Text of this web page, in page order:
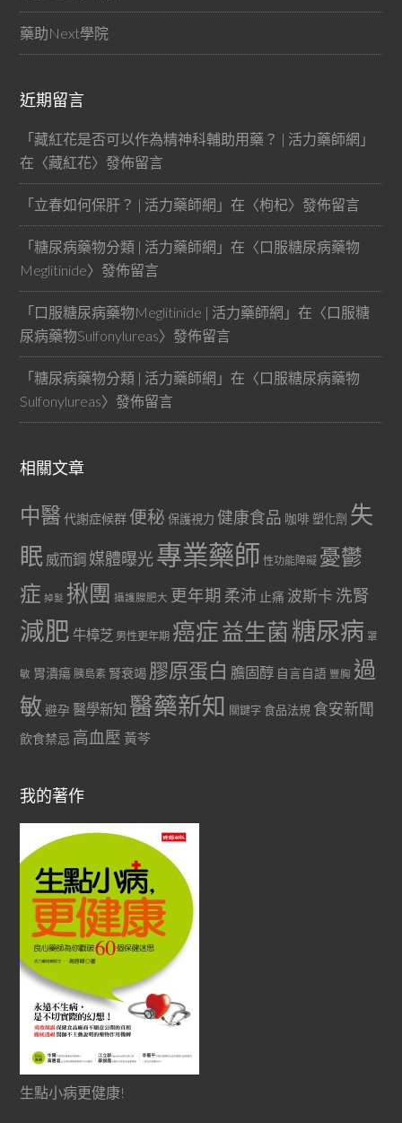
藥助Next學院
近期留言
「藏紅花是否可以作為精神科輔助用藥？ | 活力藥師網 」
在〈藏紅花〉發佈留言
「立春如何保肝？ | 活力藥師網 」在〈枸杞〉發佈留言
「糖尿病藥物分類 | 活力藥師網 」在〈口服糖尿病藥物
Meglitinide〉發佈留言
「口服糖尿病藥物Meglitinide | 活力藥師網 」在〈口服糖
尿病藥物Sulfonylureas〉發佈留言
「糖尿病藥物分類 | 活力藥師網 」在〈口服糖尿病藥物
Sulfonylureas〉發佈留言
相關文章
中醫代謝症候群 便秘 保護視力 健康食品 咖啡 塑化劑 失
眠 威而鋼 媒體曝光專業藥師 性功能障礙 憂鬱
症 掉髮 揪團 攝護腺肥大 更年期 柔沛 止痛 波斯卡 洗腎
減肥 牛樟芝 男性更年期 癌症益生菌 糖尿病 罩
敏 胃潰瘍 胰島素 腎衰竭 膠原蛋白 膽固醇 自言自語 豐胸 過
敏 避孕 醫學新知 醫藥新知 關鍵字 食品法規 食安新聞
飲食禁忌 高血壓 黃芩
我的著作
生點小病更健康!